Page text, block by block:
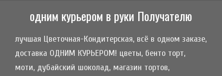
одним курьером в руки Получателю
лучшая Цветочная-Кондитерская, всё в одном заказе,
доставка ОДНИМ КУРЬЕРОМ! цветы, бенто торт,
моти, дубайский шоколад, магазин тортов,